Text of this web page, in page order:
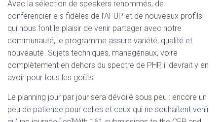
Avec la sélection de speakers renommés, de
conférencier·e·s fidèles de l’AFUP et de nouveaux profils
qui nous font le plaisir de venir partager avec notre
communauté, le programme assure variété, qualité et
nouveauté. Sujets techniques, managériaux, voire
complètement en dehors du spectre de PHP, il devrait y en
avoir pour tous les goûts.
Le planning jour par jour sera dévoilé sous peu : encore un
peu de patience pour celles et ceux qui ne souhaitent venir